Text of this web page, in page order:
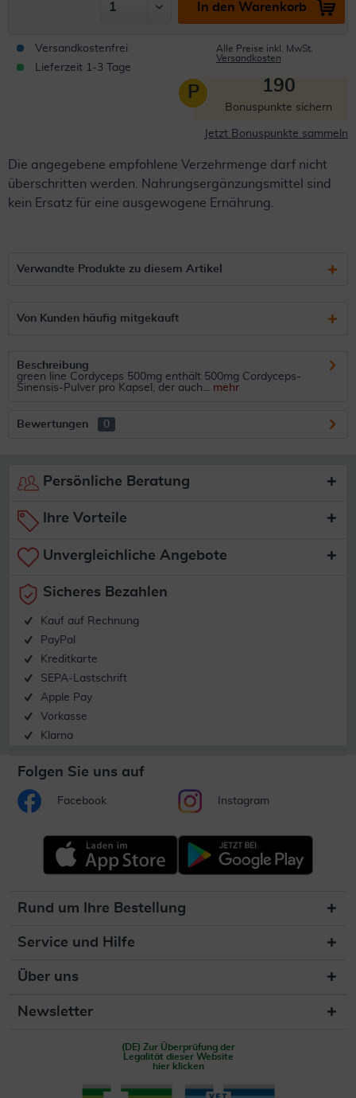
In den Warenkorb
Versandkostenfrei
Lieferzeit 1-3 Tage
Alle Preise inkl. MwSt.
Versandkosten
P 190
Bonuspunkte sichern
Jetzt Bonuspunkte sammeln
Die angegebene empfohlene Verzehrmenge darf nicht
überschritten werden. Nahrungsergänzungsmittel sind
kein Ersatz für eine ausgewogene Ernährung.
Verwandte Produkte zu diesem Artikel
Von Kunden häufig mitgekauft
Beschreibung
green line Cordyceps 500mg enthält 500mg Cordyceps-
Sinensis-Pulver pro Kapsel, der auch... mehr
Bewertungen 0
Persönliche Beratung
Ihre Vorteile
Unvergleichliche Angebote
Sicheres Bezahlen
Kauf auf Rechnung
PayPal
Kreditkarte
SEPA-Lastschrift
Apple Pay
Vorkasse
Klarna
Folgen Sie uns auf
Facebook Instagram
Rund um Ihre Bestellung
Service und Hilfe
Über uns
Newsletter
(DE) Zur Überprüfung der
Legalität dieser Website
hier klicken